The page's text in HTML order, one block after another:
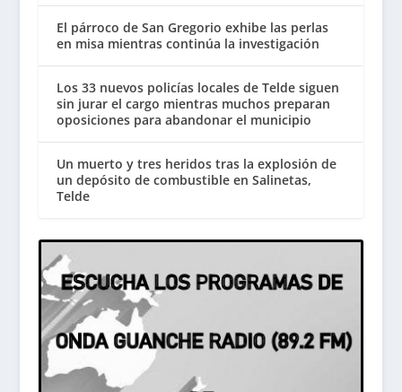
El párroco de San Gregorio exhibe las perlas
en misa mientras continúa la investigación
Los 33 nuevos policías locales de Telde siguen
sin jurar el cargo mientras muchos preparan
oposiciones para abandonar el municipio
Un muerto y tres heridos tras la explosión de
un depósito de combustible en Salinetas,
Telde